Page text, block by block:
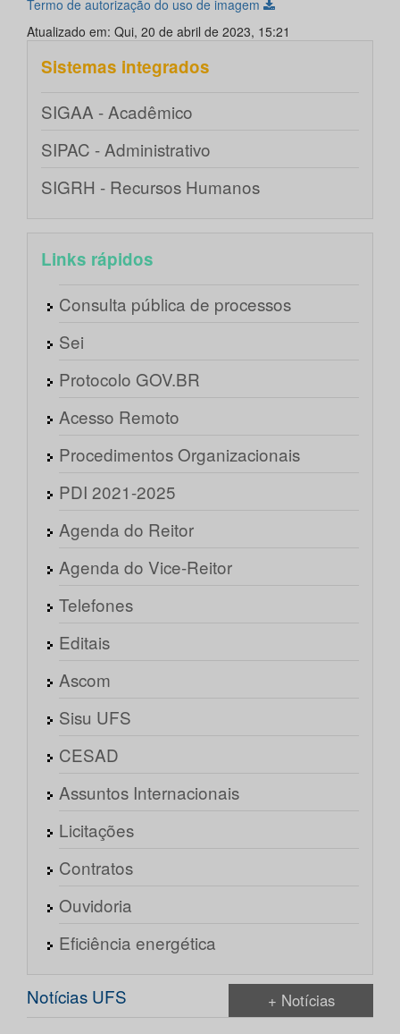
Termo de autorização do uso de imagem
Atualizado em: Qui, 20 de abril de 2023, 15:21
Sistemas integrados
SIGAA - Acadêmico
SIPAC - Administrativo
SIGRH - Recursos Humanos
Links rápidos
Consulta pública de processos
Sei
Protocolo GOV.BR
Acesso Remoto
Procedimentos Organizacionais
PDI 2021-2025
Agenda do Reitor
Agenda do Vice-Reitor
Telefones
Editais
Ascom
Sisu UFS
CESAD
Assuntos Internacionais
Licitações
Contratos
Ouvidoria
Eficiência energética
Notícias UFS + Notícias